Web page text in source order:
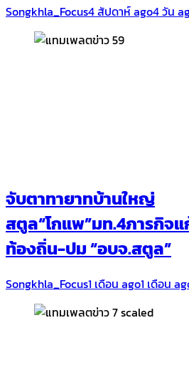
Songkhla_Focus4 สัปดาห์ ago4 วัน
จับตาทายาทบ้านใหญ่
สตูล“โกแพ”มท.4ภารกิจ
ท้องถิ่น-ปม “อบจ.สตูล”
Songkhla_Focus1 เดือน ago1 เดือน